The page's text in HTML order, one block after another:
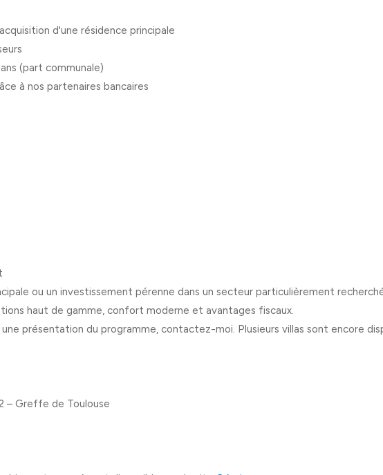
d'une résidence principale
(part communale)
à nos partenaires bancaires
ou un investissement pérenne dans un secteur particulièrement
haut de gamme, confort moderne et avantages fiscaux.
présentation du programme, contactez-moi. Plusieurs villas sont encore
– Greffe de Toulouse